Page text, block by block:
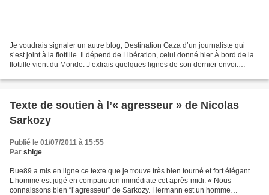
Je voudrais signaler un autre blog, Destination Gaza d’un journaliste qui
s’est joint à la flottille. Il dépend de Libération, celui donné hier À bord de la
flottille vient du Monde. J’extrais quelques lignes de son dernier envoi.
Texte de soutien à l’« agresseur » de Nicolas
Sarkozy
Publié le 01/07/2011 à 15:55
Par shige
Rue89 a mis en ligne ce texte que je trouve très bien tourné et fort élégant.
L’homme est jugé en comparution immédiate cet après-midi. « Nous
connaissons bien “l’agresseur” de Sarkozy. Hermann est un homme